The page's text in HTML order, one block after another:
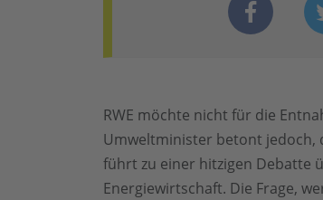
RWE möchte nicht für die
Umweltminister betont jedoch,
führt zu einer hitzigen Debatte
Energiewirtschaft. Die Frage,